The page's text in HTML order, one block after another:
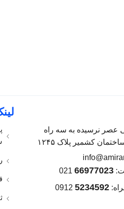
عصر نرسیده به سه راه
کشمیر پلاک ۱۲۴۵
66977023
5234592